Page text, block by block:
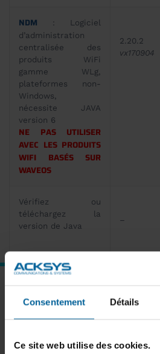
Consentement Détails
Ce site web utilise des cookies.
NDM : Logiciel
d’administration
centralisée des
produits WiFi
gamme WLg,
plateformes non-
Windows,
nécessite JAVA
version 6
NE PAS UTILISER
AVEC LES PRODUITS
WIFI BASÉS SUR
WAVEOS
2.20.2
vx170904
Vérifiez ou
téléchargez la
version de Java
–